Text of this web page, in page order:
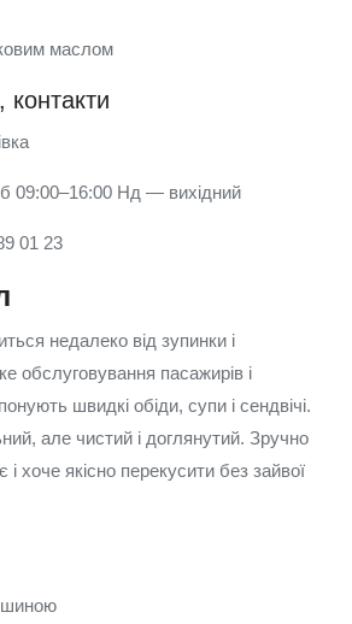
маслом
09:00–16:00 Нд — вихідний
01 23
недалеко від зупинки і
обслуговування пасажирів і
швидкі обіди, супи і сендвічі.
але чистий і доглянутий. Зручно
хоче якісно перекусити без зайвої